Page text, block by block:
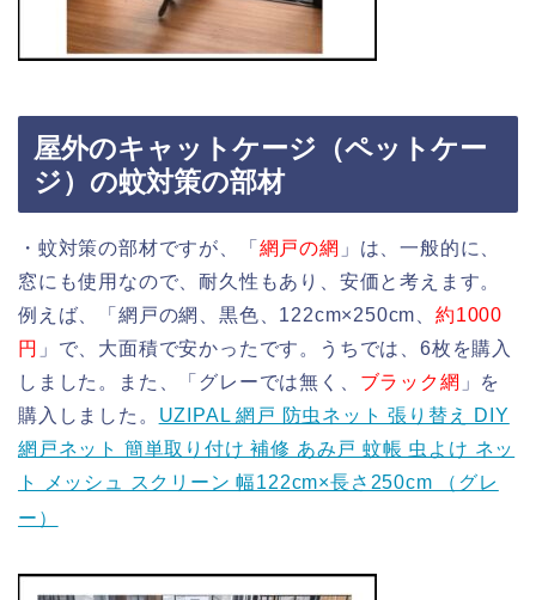
屋外のキャットケージ（ペットケー
ジ）の蚊対策の部材
・蚊対策の部材ですが、「 網戸の網 」は、一般的に、
窓にも使用なので、耐久性もあり、安価と考えます。
例えば、「網戸の網、黒色、122cm×250cm、 約1000
円 」で、大面積で安かったです。うちでは、6枚を購入
しました。また、「グレーでは無く、 ブラック網 」を
購入しました。 UZIPAL 網戸 防虫ネット 張り替え DIY
網戸ネット 簡単取り付け 補修 あみ戸 蚊帳 虫よけ ネッ
ト メッシュ スクリーン 幅122cm×長さ250cm （グレ
ー）